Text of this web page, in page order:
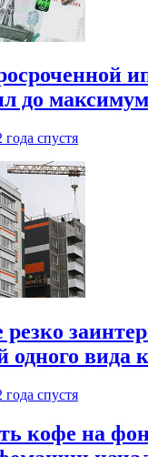
до
года спустя
резко
одного вида
года спустя
кофе на